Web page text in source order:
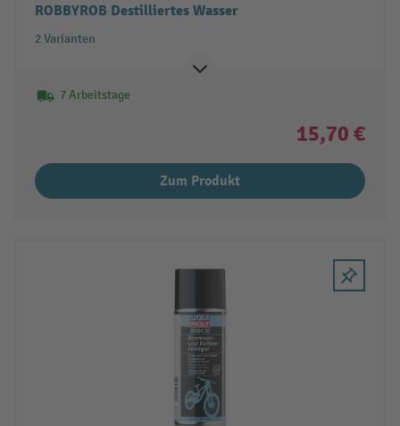
ROBBYROB Destilliertes Wasser
2 Varianten
7 Arbeitstage
15,70 €
Zum Produkt